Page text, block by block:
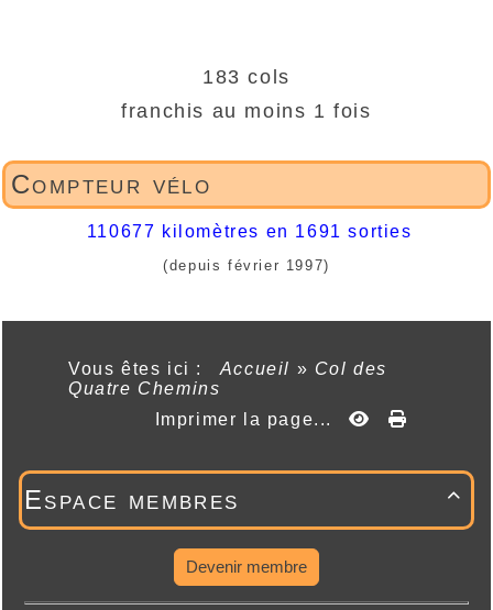
183 cols
franchis au moins 1 fois
Compteur vélo
110677 kilomètres en 1691 sorties
(depuis février 1997)
Vous êtes ici : Accueil » Col des
Quatre Chemins
Imprimer la page...

Espace membres
Devenir membre